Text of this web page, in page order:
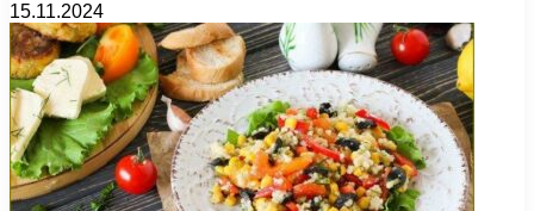
15.11.2024